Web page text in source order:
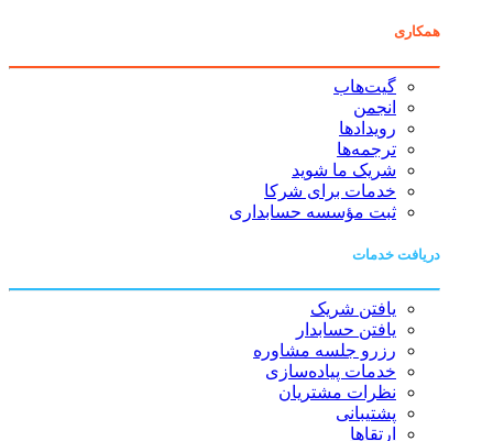
همکاری
گیت‌هاب
انجمن
رویدادها
ترجمه‌ها
شریک ما شوید
خدمات برای شرکا
ثبت مؤسسه حسابداری
دریافت خدمات
یافتن شریک
یافتن حسابدار
رزرو جلسه مشاوره
خدمات پیاده‌سازی
نظرات مشتریان
پشتیبانی
ارتقاها